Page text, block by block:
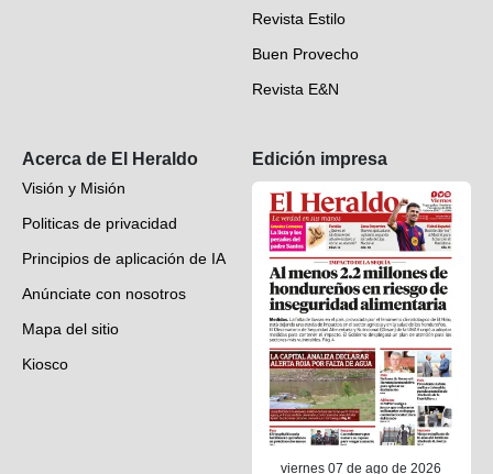
Revista Estilo
Buen Provecho
Revista E&N
Acerca de El Heraldo
Visión y Misión
Politicas de privacidad
Principios de aplicación de IA
Anúnciate con nosotros
Mapa del sitio
Kiosco
Edición impresa
viernes 07 de ago de 2026